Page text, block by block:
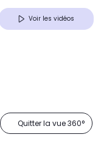
Voir les vidéos
Quitter la vue 360°